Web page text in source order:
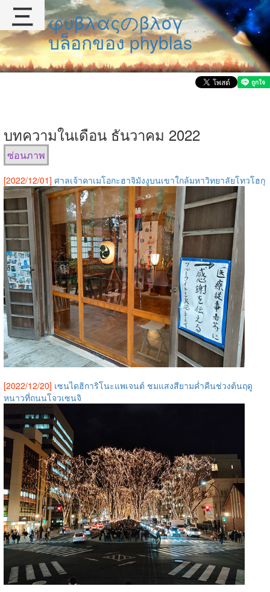
φυβλαςのβλογ
บล็อกของ phyblas
บทความในเดือน ธันวาคม 2022
ซ่อนภาพ
[2022/12/01] ศาลเจ้าคาเมโอกะฮาจิมังงูบนเขาใกล้มหาวิทยาลัยโทวโฮกุ
[2022/12/20] เซนไดฮิการิโนะแพเจนต์ ชมแสงสียามค่ำคืนช่วงต้นฤดู
หนาวที่ถนนโจวเซนจิ
三